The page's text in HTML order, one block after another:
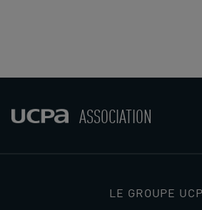
ASSOCIATION
LE GROUPE